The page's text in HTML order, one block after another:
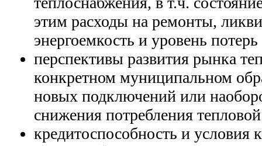
этим расходы на ремонты,
энергоемкость и уровень
перспективы развития рынка
конкретном муниципальном
новых подключений или
снижения потребления
кредитоспособность и условия